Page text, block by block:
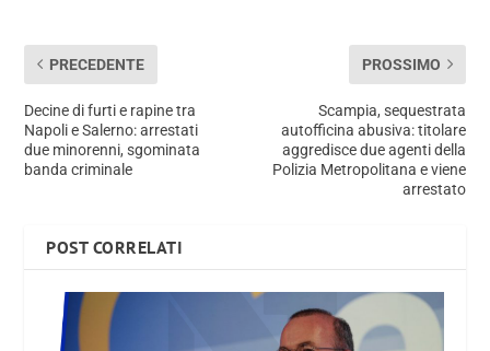
PRECEDENTE
Decine di furti e rapine tra
Napoli e Salerno: arrestati
due minorenni, sgominata
banda criminale
PROSSIMO
Scampia, sequestrata
autofficina abusiva: titolare
aggredisce due agenti della
Polizia Metropolitana e viene
arrestato
POST CORRELATI